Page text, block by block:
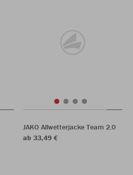
JAKO Allwetterjacke Team 2.0
ab 33,49 €